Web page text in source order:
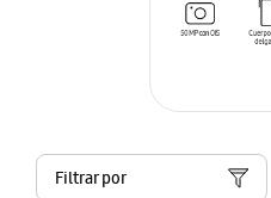
Filtrar por